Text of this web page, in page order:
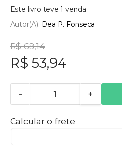
Este livro teve 1 venda
Autor(a): Dea P. Fonseca
R$ 68,14
R$ 53,94
- +
Calcular o frete